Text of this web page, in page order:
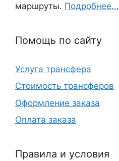
маршруты. Подробнее...
Помощь по сайту
Услуга трансфера
Стоимость трансферов
Оформление заказа
Оплата заказа
Правила и условия